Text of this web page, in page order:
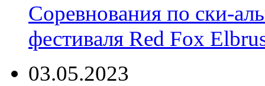
Соревнования по ски-
фестиваля Red Fox
03.05.2023